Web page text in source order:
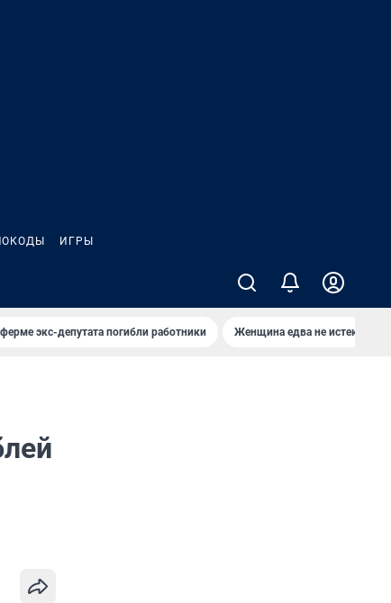
ИГРЫ
экс-депутата погибли работники Женщина едва не истекла